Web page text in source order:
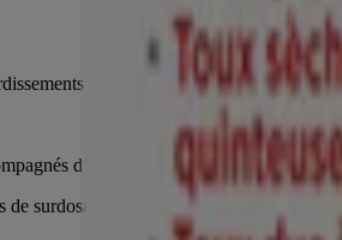
ou de l’insomnie
d’une fièvre élevée (> 38 °C),
de surdosage, appeler immédiatement un